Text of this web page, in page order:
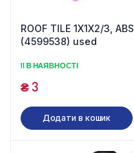
ROOF TILE 1X1X2/3, ABS
(4599538) used
11 В НАЯВНОСТІ
₴3
Додати в кошик